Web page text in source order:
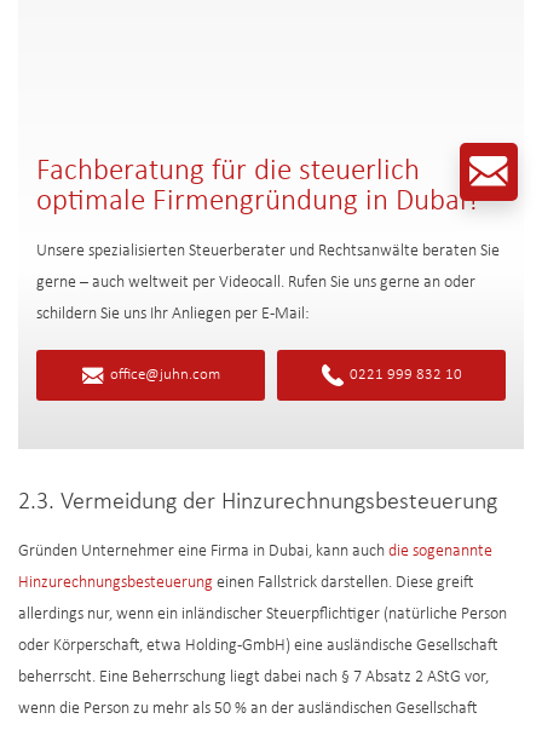
Fachberatung für die steuerlich
optimale Firmengründung in Dubai?
Unsere spezialisierten Steuerberater und Rechtsanwälte beraten Sie
gerne – auch weltweit per Videocall. Rufen Sie uns gerne an oder
schildern Sie uns Ihr Anliegen per E-Mail:
office@juhn.com 0221 999 832 10
2.3. Vermeidung der Hinzurechnungsbesteuerung
Gründen Unternehmer eine Firma in Dubai, kann auch die sogenannte
Hinzurechnungsbesteuerung einen Fallstrick darstellen. Diese greift
allerdings nur, wenn ein inländischer Steuerpflichtiger (natürliche Person
oder Körperschaft, etwa Holding-GmbH) eine ausländische Gesellschaft
beherrscht. Eine Beherrschung liegt dabei nach § 7 Absatz 2 AStG vor,
wenn die Person zu mehr als 50 % an der ausländischen Gesellschaft